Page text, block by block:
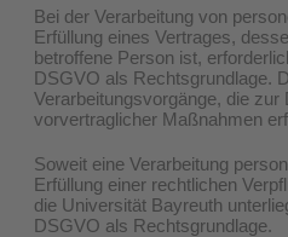
Bei der Verarbeitung von
Erfüllung eines Vertrages,
betroffene Person ist,
DSGVO als Rechtsgrundlage.
Verarbeitungsvorgänge, die zur
vorvertraglicher Maßnahmen
Soweit eine Verarbeitung
Erfüllung einer rechtlichen
die Universität Bayreuth
DSGVO als Rechtsgrundlage.